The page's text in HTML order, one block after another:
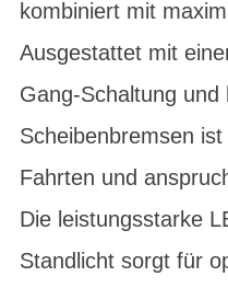
kombiniert mit
Ausgestattet mit
Gang-Schaltung
Scheibenbremsen
Fahrten und
Die leistungsstarke
Standlicht sorgt für